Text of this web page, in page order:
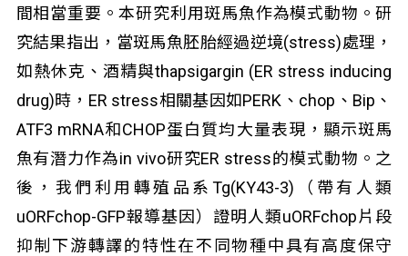
間相當重要。本研究利用斑馬魚作為模式動物。研
究結果指出，當斑馬魚胚胎經過逆境(stress)處理，
如熱休克、酒精與thapsigargin (ER stress inducing
drug)時，ER stress相關基因如PERK、chop、Bip、
ATF3 mRNA和CHOP蛋白質均大量表現，顯示斑馬
魚有潛力作為in vivo研究ER stress的模式動物。之
後，我們利用轉殖品系Tg(KY43-3)（帶有人類
uORFchop-GFP報導基因）證明人類uORFchop片段
抑制下游轉譯的特性在不同物種中具有高度保守